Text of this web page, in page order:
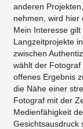
anderen
nehmen, wird hier
Mein Interesse
Langzeitprojekte
zwischen
wählt der
offenes Ergebnis
die Nähe einer
Fotograf mit der
Medienfähigkeit
Gesichtsausdruck